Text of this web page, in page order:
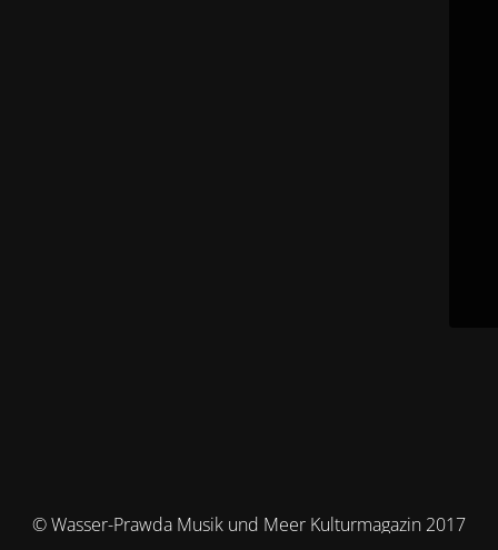
© Wasser-Prawda Musik und Meer Kulturmagazin 2017